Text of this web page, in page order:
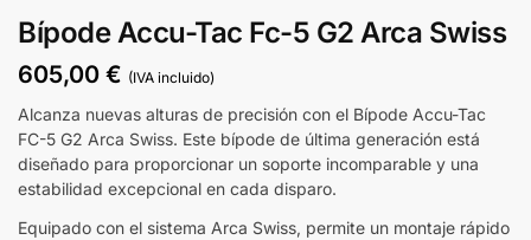
Bípode Accu-Tac Fc-5 G2 Arca Swiss
605,00 € (IVA incluido)
Alcanza nuevas alturas de precisión con el Bípode Accu-Tac
FC-5 G2 Arca Swiss. Este bípode de última generación está
diseñado para proporcionar un soporte incomparable y una
estabilidad excepcional en cada disparo.
Equipado con el sistema Arca Swiss, permite un montaje rápido